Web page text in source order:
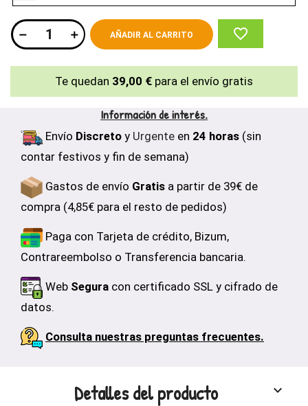
AÑADIR AL CARRITO favorite_border
Te quedan 39,00 € para el envío gratis
Información de interés.
Envío Discreto y Urgente en 24 horas (sin
contar festivos y fin de semana)
Gastos de envío Gratis a partir de 39€ de
compra (4,85€ para el resto de pedidos)
Paga con Tarjeta de crédito, Bizum,
Contrareembolso o Transferencia bancaria.
Web Segura con certificado SSL y cifrado de
datos.
Consulta nuestras preguntas frecuentes.
Detalles del producto keyboard_arrow_down